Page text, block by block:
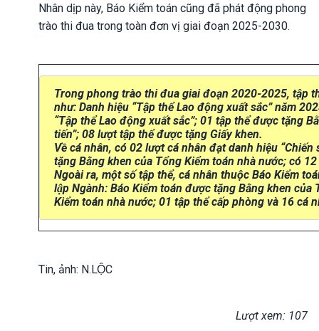
Nhân dịp này, Báo Kiểm toán cũng đã phát động phong
trào thi đua trong toàn đơn vị giai đoạn 2025-2030.
Trong phong trào thi đua giai đoạn 2020-2025, tập
như: Danh hiệu “Tập thể Lao động xuất sắc” năm
“Tập thể Lao động xuất sắc”; 01 tập thể được tặng
tiến”; 08 lượt tập thể được tặng Giấy khen.
Về cá nhân, có 02 lượt cá nhân đạt danh hiệu
tặng Bằng khen của Tổng Kiểm toán nhà nước; có
Ngoài ra, một số tập thể, cá nhân thuộc Báo Kiểm
lập Ngành: Báo Kiểm toán được tặng Bằng khen
Kiểm toán nhà nước; 01 tập thể cấp phòng và 16 cá
Tin, ảnh: N.LỘC
Lượt xem: 107